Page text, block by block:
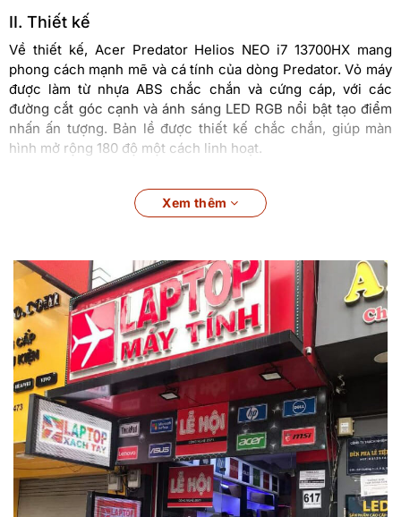
II. Thiết kế
Về thiết kế, Acer Predator Helios NEO i7 13700HX mang
phong cách mạnh mẽ và cá tính của dòng Predator. Vỏ máy
được làm từ nhựa ABS chắc chắn và cứng cáp, với các
đường cắt góc cạnh và ánh sáng LED RGB nổi bật tạo điểm
nhấn ấn tượng. Bản lề được thiết kế chắc chắn, giúp màn
hình mở rộng 180 độ một cách linh hoạt.
Bàn phím có đèn nền RGB tùy chỉnh, với hành trình phím
thoải mái và cảm giác gõ phím nhạy bén, làm tăng trải
Với kích thước và trọng lượng ấn tượng cho một laptop
gaming, Predator Helios NEO i7 13700HX vẫn mang lại sự di
động và tiện lợi, phù hợp cho việc mang theo khi di chuyển.
Xem thêm